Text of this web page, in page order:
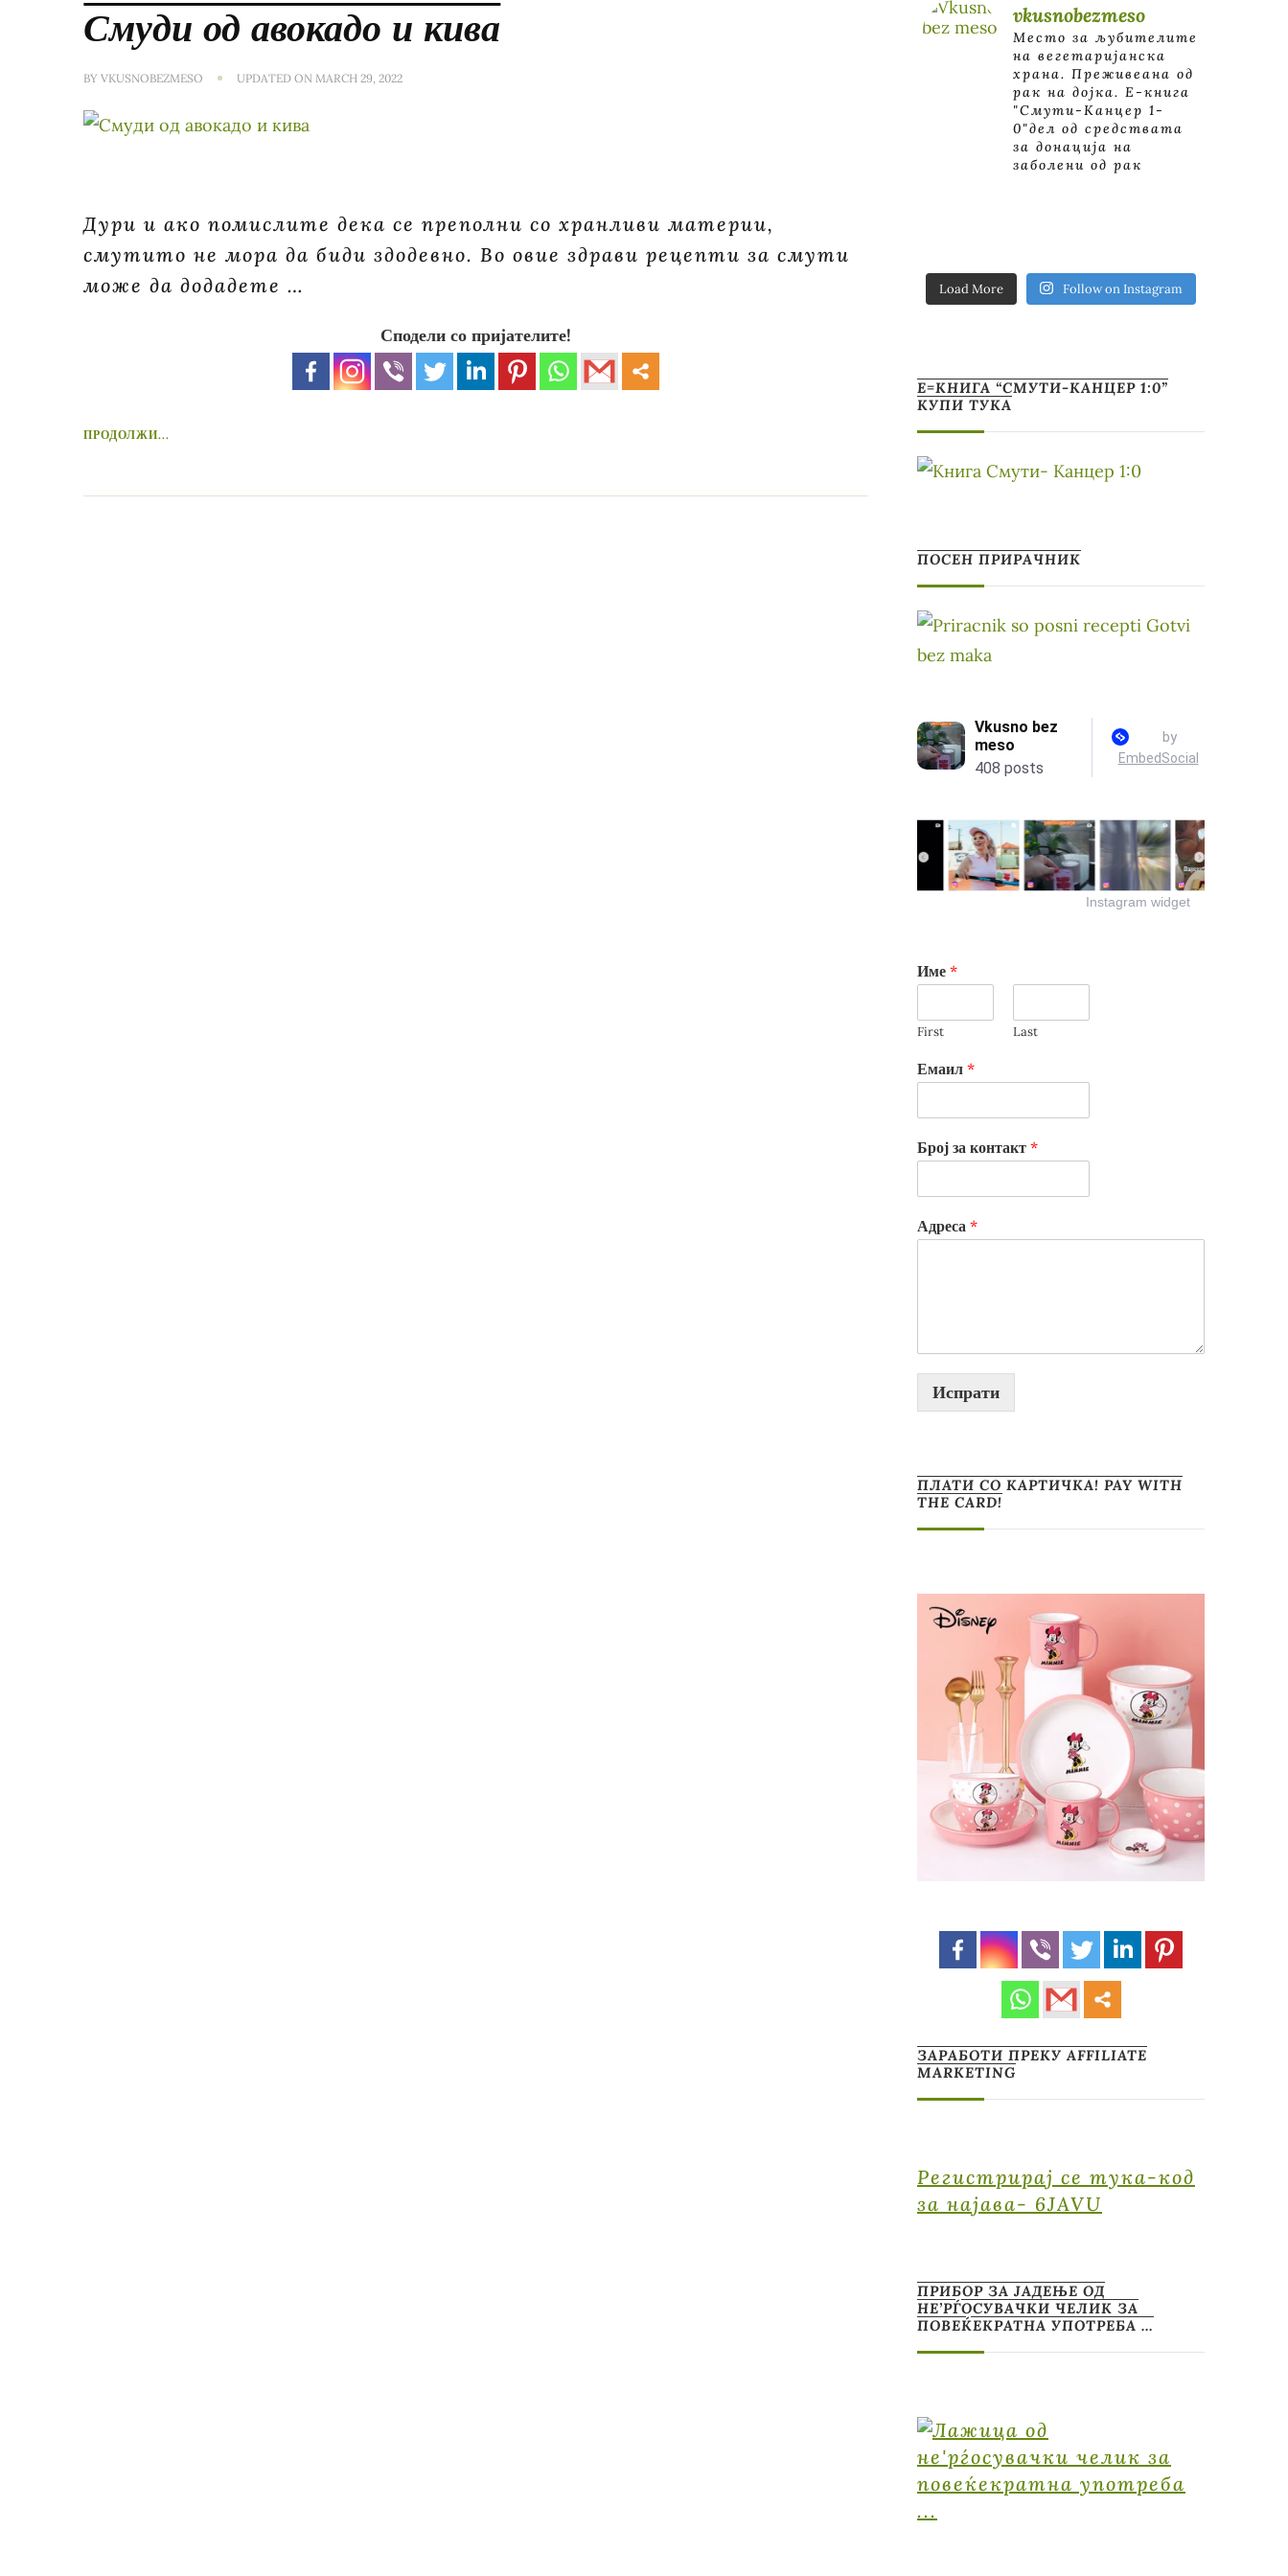
Смуди од авокадо и кива
BYVKUSNOBEZMESO UPDATED ON MARCH 29, 2022
Дури и ако помислите дека се преполни со хранливи материи,
смутито не мора да биди здодевно. Во овие здрави рецепти за смути
може да додадете …
Сподели со пријателите!
ПРОДОЛЖИ...
vkusnobezmeso
Место за љубителите
на вегетаријанска
храна. Преживеана од
рак на дојка. E-книга
"Смути-Канцер 1-
0"дел од средствата
за донација на
заболени од рак
Load More Follow on Instagram
Е=КНИГА “СМУТИ-КАНЦЕР 1:0”
КУПИ ТУКА
ПОСЕН ПРИРАЧНИК
Instagram widget
Име *
First Last
Емаил *
Број за контакт *
Адреса *
Испрати
ПЛАТИ СО КАРТИЧКА! PAY WITH
THE CARD!
ЗАРАБОТИ ПРЕКУ AFFILIATE
MARKETING
Регистрирај се тука-код
за најава- 6JAVU
ПРИБОР ЗА ЈАДЕЊЕ ОД
НЕ’РЃОСУВАЧКИ ЧЕЛИК ЗА
ПОВЕЌЕКРАТНА УПОТРЕБА …